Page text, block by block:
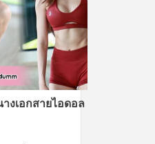
งเอกสายไอดอล